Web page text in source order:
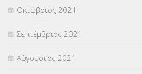
Οκτώβριος 2021
Σεπτέμβριος 2021
Αύγουστος 2021